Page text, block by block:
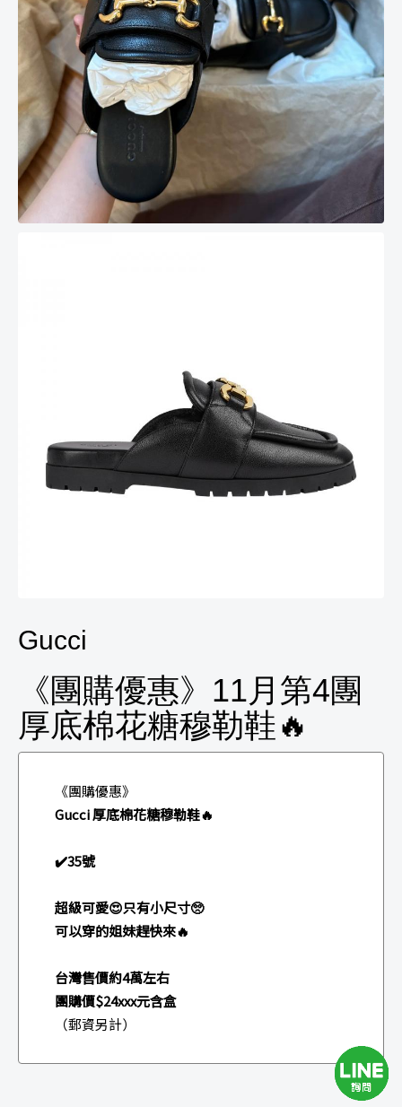
Gucci
《團購優惠》11月第4團
厚底棉花糖穆勒鞋🔥
《團購優惠》
Gucci 厚底棉花糖穆勒鞋🔥
✔️35號
超級可愛😍只有小尺寸🥺
可以穿的姐妹趕快來🔥
台灣售價約4萬左右
團購價$24xxx元含盒
（郵資另計）